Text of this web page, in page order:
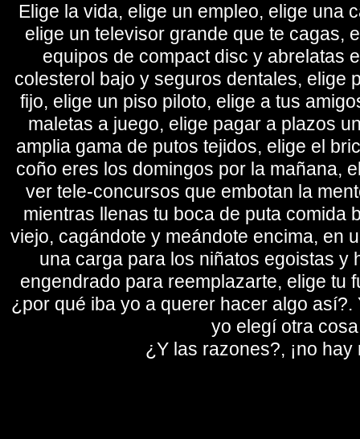
Elige la vida, elige un empleo, elige una
elige un televisor grande que te cagas,
equipos de compact disc y abrelatas
colesterol bajo y seguros dentales, elige
fijo, elige un piso piloto, elige a tus
maletas a juego, elige pagar a plazos
amplia gama de putos tejidos, elige el
coño eres los domingos por la mañana,
ver tele-concursos que embotan la
mientras llenas tu boca de puta comida
viejo, cagándote y meándote encima, en
una carga para los niñatos egoistas y
engendrado para reemplazarte, elige tu
¿por qué iba yo a querer hacer algo así?.
yo elegí otra
¿Y las razones?, ¡no hay